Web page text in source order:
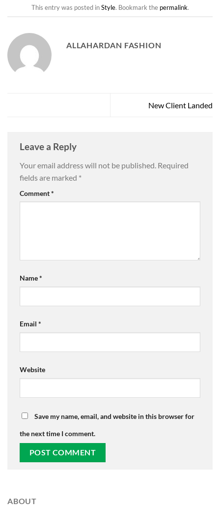
This entry was posted inStyle. Bookmark the permalink.
ALLAHARDAN FASHION
New Client Landed
Leave a Reply
Your email address will not be published. Required
fields are marked *
Comment*
Name*
Email *
Website
Save my name, email, and website in this browser for
the next time I comment.
ABOUT